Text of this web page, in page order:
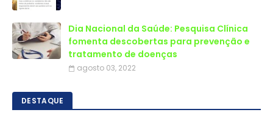
Dia Nacional da Saúde: Pesquisa Clínica
fomenta descobertas para prevenção e
tratamento de doenças
agosto 03, 2022
DESTAQUE